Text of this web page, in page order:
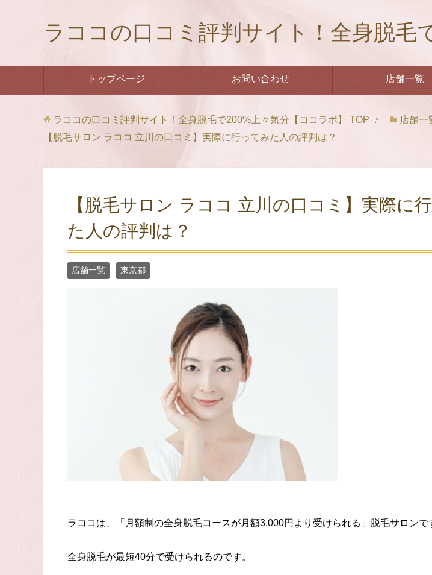
ラココの口コミ評判サイト！全身脱毛
トップページ お問い合わせ 店舗一覧
ラココの口コミ評判サイト！全身脱毛で200%上々気分【ココラボ】 TOP
店舗一
【脱毛サロン ラココ 立川の口コミ】実際に行ってみた人の評判は？
【脱毛サロン ラココ 立川の口コミ】実際に
た人の評判は？
店舗一覧 東京都
ラココは、「月額制の全身脱毛コースが月額3,000円より受けられる」脱毛サロンで
全身脱毛が最短40分で受けられるのです。